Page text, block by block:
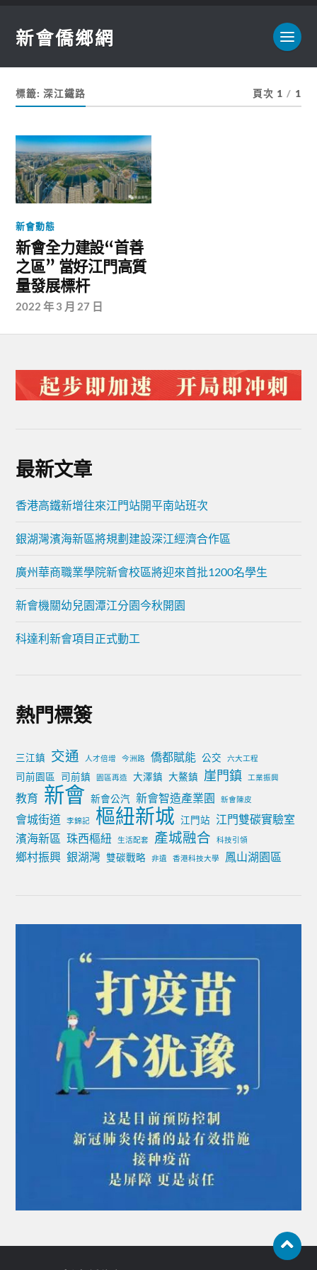
新會僑鄉網
標籤:深江鐵路 頁次 1 / 1
新會動態
新會全力建設“首善
之區” 當好江門高質
量發展標杆
2022 年 3 月 27 日
最新文章
香港高鐵新增往來江門站開平南站班次
銀湖灣濱海新區將規劃建設深江經濟合作區
廣州華商職業學院新會校區將迎來首批1200名學生
新會機關幼兒園潭江分園今秋開園
科達利新會項目正式動工
熱門標簽
三江鎮 交通 人才倍增 今洲路 僑都賦能 公交 六大工程
司前園區 司前鎮 園區再造 大澤鎮 大鰲鎮 崖門鎮 工業振興
教育 新會 新會公汽 新會智造產業園 新會陳皮
會城街道 李錦記 樞紐新城 江門站
江門雙碳實驗室
濱海新區 珠西樞紐 生活配套 產城融合 科技引領
鄉村振興 銀湖灣 雙碳戰略 非遺 香港科技大學 鳳山湖園區